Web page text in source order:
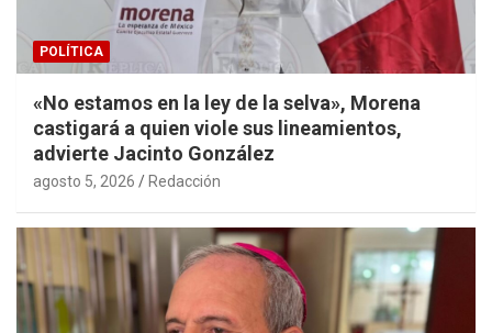
POLÍTICA
«No estamos en la ley de la selva», Morena
castigará a quien viole sus lineamientos,
advierte Jacinto González
agosto 5, 2026 Redacción